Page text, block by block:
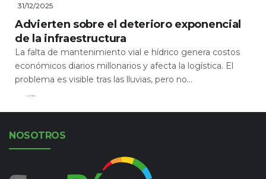
31/12/2025
Advierten sobre el deterioro exponencial
de la infraestructura
La falta de mantenimiento vial e hídrico genera costos
económicos diarios millonarios y afecta la logística. El
problema es visible tras las lluvias, pero no...
Leer Más
NOSOTROS